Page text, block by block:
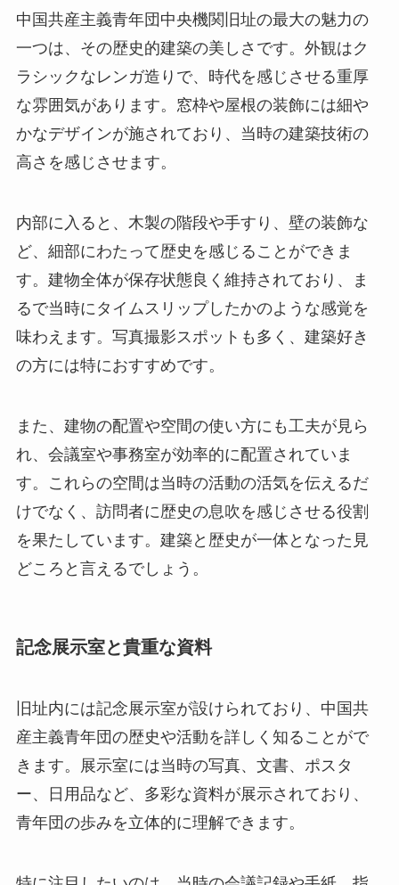
中国共産主義青年団中央機関旧址の最大の魅力の
一つは、その歴史的建築の美しさです。外観はク
ラシックなレンガ造りで、時代を感じさせる重厚
な雰囲気があります。窓枠や屋根の装飾には細や
かなデザインが施されており、当時の建築技術の
高さを感じさせます。
内部に入ると、木製の階段や手すり、壁の装飾な
ど、細部にわたって歴史を感じることができま
す。建物全体が保存状態良く維持されており、ま
るで当時にタイムスリップしたかのような感覚を
味わえます。写真撮影スポットも多く、建築好き
の方には特におすすめです。
また、建物の配置や空間の使い方にも工夫が見ら
れ、会議室や事務室が効率的に配置されていま
す。これらの空間は当時の活動の活気を伝えるだ
けでなく、訪問者に歴史の息吹を感じさせる役割
を果たしています。建築と歴史が一体となった見
どころと言えるでしょう。
記念展示室と貴重な資料
旧址内には記念展示室が設けられており、中国共
産主義青年団の歴史や活動を詳しく知ることがで
きます。展示室には当時の写真、文書、ポスタ
ー、日用品など、多彩な資料が展示されており、
青年団の歩みを立体的に理解できます。